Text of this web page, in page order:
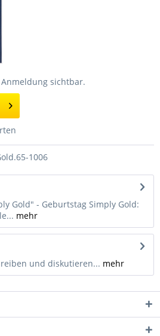
sichtbar.
1006
Gold" - Geburtstag Simply Gold:
mehr
und diskutieren... mehr